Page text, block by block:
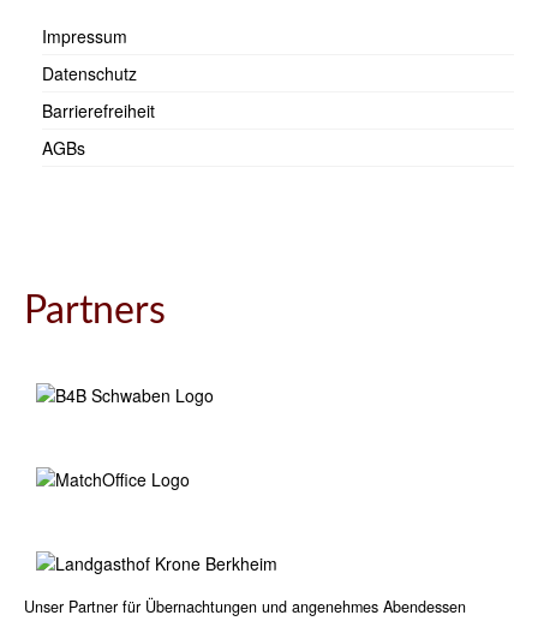
Impressum
Datenschutz
Barrierefreiheit
AGBs
Partners
Unser Partner für Übernachtungen und angenehmes Abendessen